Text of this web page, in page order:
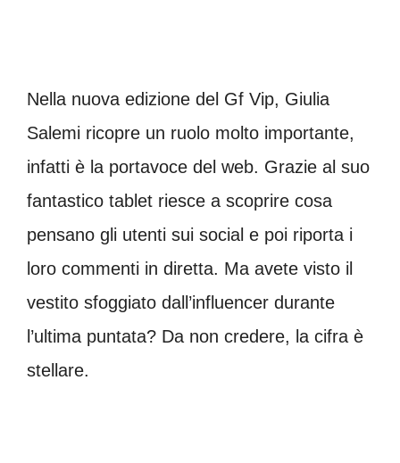
Nella nuova edizione del Gf Vip, Giulia
Salemi ricopre un ruolo molto importante,
infatti è la portavoce del web. Grazie al suo
fantastico tablet riesce a scoprire cosa
pensano gli utenti sui social e poi riporta i
loro commenti in diretta. Ma avete visto il
vestito sfoggiato dall’influencer durante
l’ultima puntata? Da non credere, la cifra è
stellare.